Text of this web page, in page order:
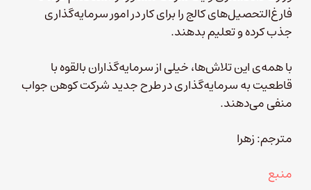
فارغ‌التحصیل‌های کالج را برای کار در امور سرمایه‌گذاری
جذب کرده و تعلیم بدهند.
با همه‌ی این تلاش‌ها، خیلی از سرمایه‌گذاران بالقوه با
قاطعیت به سرمایه‌گذاری در طرح جدید شرکت کوهن جواب
منفی می‌دهند.
مترجم: زهرا
منبع